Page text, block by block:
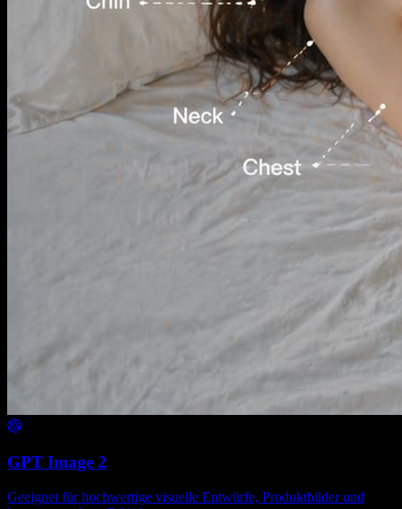
GPT Image 2
Geeignet für hochwertige visuelle Entwürfe, Produktbilder und